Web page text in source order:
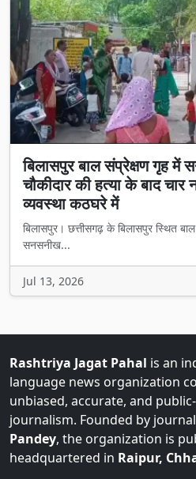
बिलासपुर बाल संप्रेक्षण गृह में
चौकीदार की हत्या के बाद चार
व्यवस्था कठघरे में
बिलासपुर। छत्तीसगढ़ के बिलासपुर स्थित
सनसनीख...
Jul 13, 2026
Rashtriya Jagat Pahal is an
language news organization
unbiased, accurate, and
journalism. Founded by
Pandey, the organization is
headquartered in Raipur,